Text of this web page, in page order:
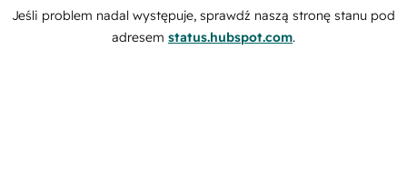
Jeśli problem nadal występuje, sprawdź naszą stronę stanu pod
adresem status.hubspot.com.